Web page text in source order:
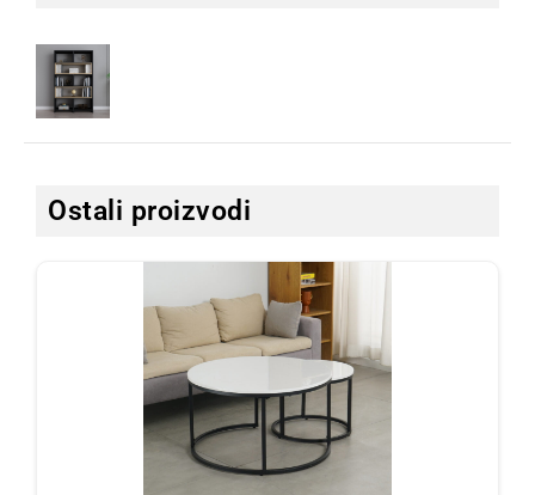
Ostali proizvodi